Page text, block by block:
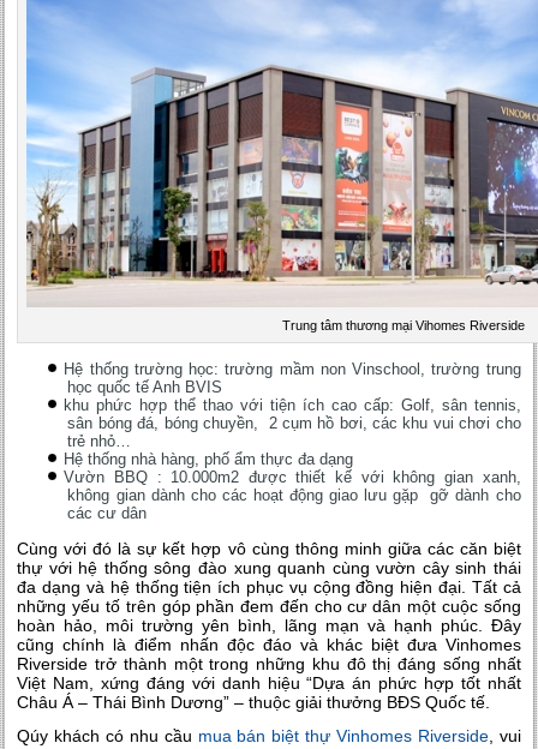
Trung tâm thương mại Vihomes Riverside
Hệ thống trường học: trường mầm non Vinschool, trường trung
học quốc tế Anh BVIS
khu phức hợp thể thao với tiện ích cao cấp: Golf, sân tennis,
sân bóng đá, bóng chuyền, 2 cụm hồ bơi, các khu vui chơi cho
trẻ nhỏ…
Hệ thống nhà hàng, phố ẩm thực đa dạng
Vườn BBQ : 10.000m2 được thiết kế với không gian xanh,
không gian dành cho các hoạt động giao lưu gặp gỡ dành cho
các cư dân
Cùng với đó là sự kết hợp vô cùng thông minh giữa các căn biệt
thự với hệ thống sông đào xung quanh cùng vườn cây sinh thái
đa dạng và hệ thống tiện ích phục vụ cộng đồng hiện đại. Tất cả
những yếu tố trên góp phần đem đến cho cư dân một cuộc sống
hoàn hảo, môi trường yên bình, lãng mạn và hạnh phúc. Đây
cũng chính là điểm nhấn độc đáo và khác biệt đưa Vinhomes
Riverside trở thành một trong những khu đô thị đáng sống nhất
Việt Nam, xứng đáng với danh hiệu “Dựa án phức hợp tốt nhất
Châu Á – Thái Bình Dương” – thuộc giải thưởng BĐS Quốc tế.
Qúy khách có nhu cầu mua bán biệt thự Vinhomes Riverside, vui